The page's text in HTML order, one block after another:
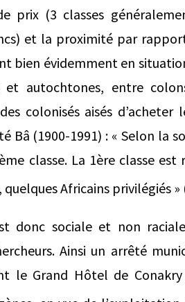
prix (3 classes
et la proximité par
bien évidemment en
autochtones, entre
colonisés aisés
Bâ (1900-1991) : « Selon la
classe. La 1ère classe
Africains privilégiés »
donc sociale et non
Ainsi un arrêté
le Grand Hôtel de